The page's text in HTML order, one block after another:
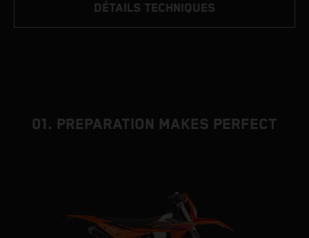
DÉTAILS TECHNIQUES
01. PREPARATION MAKES PERFECT